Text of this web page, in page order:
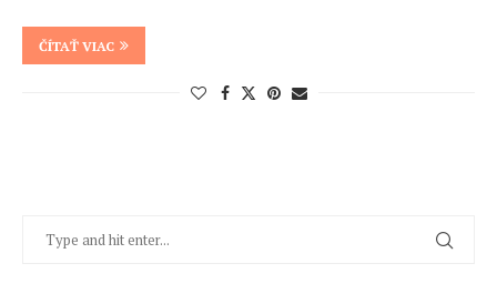
ČÍTAŤ VIAC